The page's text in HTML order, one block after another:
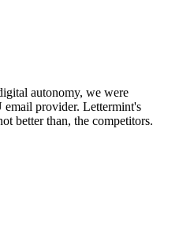
autonomy, we were
provider. Lettermint's
better than, the competitors.